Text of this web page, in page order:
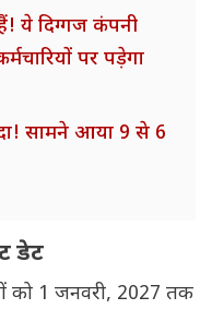
ये दिग्गज कंपनी
पर पड़ेगा
सामने आया 9 से 6
डेट
को 1 जनवरी, 2027 तक